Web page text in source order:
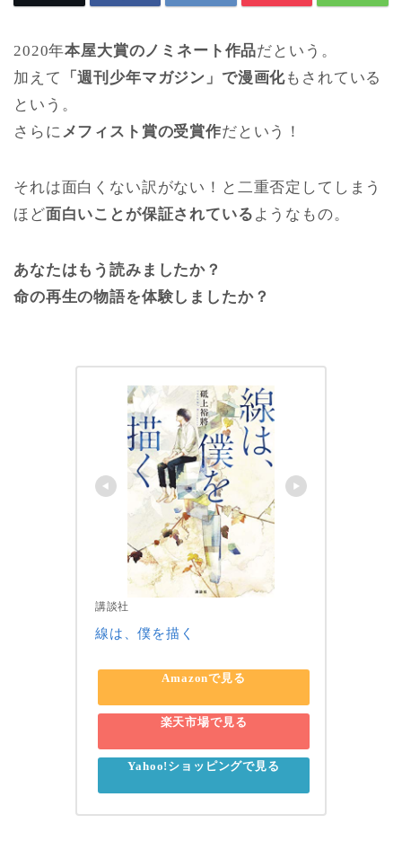
2020年本屋大賞のノミネート作品だという。
加えて
「週刊少年マガジン」で漫画化もされている
という。
さらにメフィスト賞の受賞作だという！
それは面白くない訳がない！と二重否定してしまう
ほど面白いことが保証されている ようなもの。
あなたはもう読みましたか？
命の再生の物語を体験しましたか？
講談社
線は、僕を描く
Amazonで見る
楽天市場で見る
Yahoo!ショッピングで見る